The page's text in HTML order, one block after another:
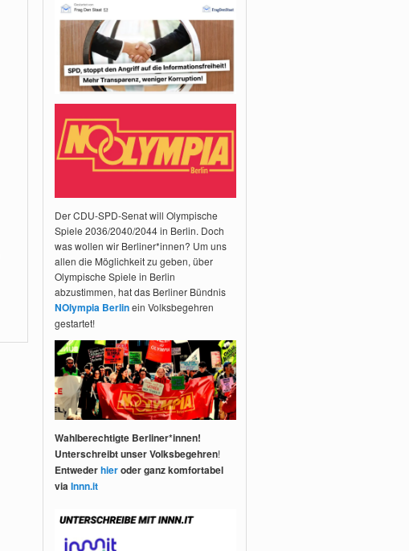
Der CDU-SPD-Senat will Olympische
Spiele 2036/2040/2044 in Berlin. Doch
was wollen wir Berliner*innen? Um uns
allen die Möglichkeit zu geben, über
Olympische Spiele in Berlin
abzustimmen, hat das Berliner Bündnis
NOlympia Berlinein Volksbegehren
gestartet!
Wahlberechtigte Berliner*innen!
Unterschreibt unser Volksbegehren!
Entwederhieroder ganz komfortabel
viaInnn.it